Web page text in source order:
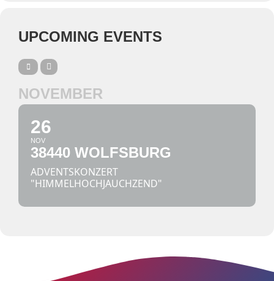
UPCOMING EVENTS
NOVEMBER
26
NOV
38440 WOLFSBURG
ADVENTSKONZERT
"HIMMELHOCHJAUCHZEND"